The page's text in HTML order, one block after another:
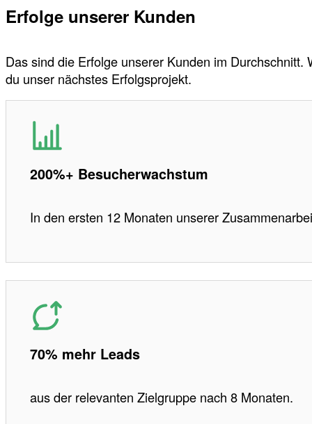
Erfolge unserer Kunden
Das sind die Erfolge unserer Kunden im Durchschnitt.
du unser nächstes Erfolgsprojekt.
200%+ Besucherwachstum
In den ersten 12 Monaten unserer
70% mehr Leads
aus der relevanten Zielgruppe nach 8 Monaten.